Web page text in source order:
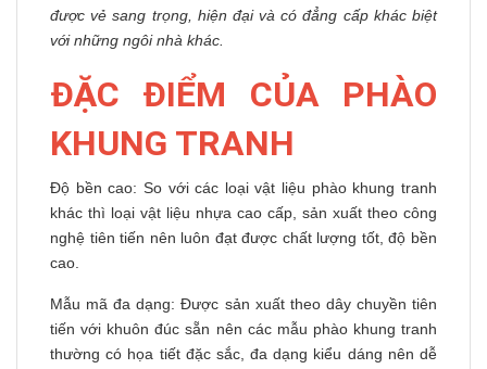
được vẻ sang trọng, hiện đại và có đẳng cấp khác biệt
với những ngôi nhà khác.
ĐẶC ĐIỂM CỦA PHÀO
KHUNG TRANH
Độ bền cao: So với các loại vật liệu phào khung tranh
khác thì loại vật liệu nhựa cao cấp, sản xuất theo công
nghệ tiên tiến nên luôn đạt được chất lượng tốt, độ bền
cao.
Mẫu mã đa dạng: Được sản xuất theo dây chuyền tiên
tiến với khuôn đúc sẵn nên các mẫu phào khung tranh
thường có họa tiết đặc sắc, đa dạng kiểu dáng nên dễ